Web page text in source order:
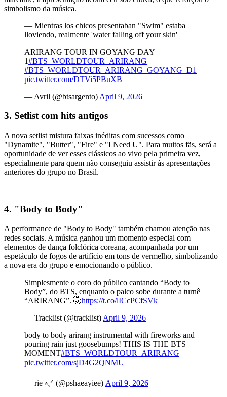
simbolismo da música.
— Mientras los chicos presentaban "Swim" estaba
lloviendo, realmente 'water falling off your skin'
ARIRANG TOUR IN GOYANG DAY
1#BTS_WORLDTOUR_ARIRANG
#BTS_WORLDTOUR_ARIRANG_GOYANG_D1
pic.twitter.com/DTVi5PBuXB
— Avril (@btsargento) April 9, 2026
3. Setlist com hits antigos
A nova setlist mistura faixas inéditas com sucessos como
"Dynamite", "Butter", "Fire" e "I Need U". Para muitos fãs, será a
oportunidade de ver esses clássicos ao vivo pela primeira vez,
especialmente para quem não conseguiu assistir às apresentações
anteriores do grupo no Brasil.
4. "Body to Body"
A performance de "Body to Body" também chamou atenção nas
redes sociais. A música ganhou um momento especial com
elementos de dança folclórica coreana, acompanhada por um
espetáculo de fogos de artifício em tons de vermelho, simbolizando
a nova era do grupo e emocionando o público.
Simplesmente o coro do público cantando “Body to
Body”, do BTS, enquanto o palco sobe durante a turnê
“ARIRANG”. 🤯https://t.co/lICcPCfSVk
— Tracklist (@tracklist) April 9, 2026
body to body arirang instrumental with fireworks and
pouring rain just goosebumps! THIS IS THE BTS
MOMENT#BTS_WORLDTOUR_ARIRANG
pic.twitter.com/sjD4G2QNMU
— rie ⭒𓈒ᐟ (@pshaeayiee) April 9, 2026